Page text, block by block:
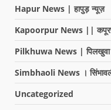
Hapur News | हापुड़ न्यूज़
Kapoorpur News ||
Pilkhuwa News | पिलखुवा
Simbhaoli News ।
Uncategorized